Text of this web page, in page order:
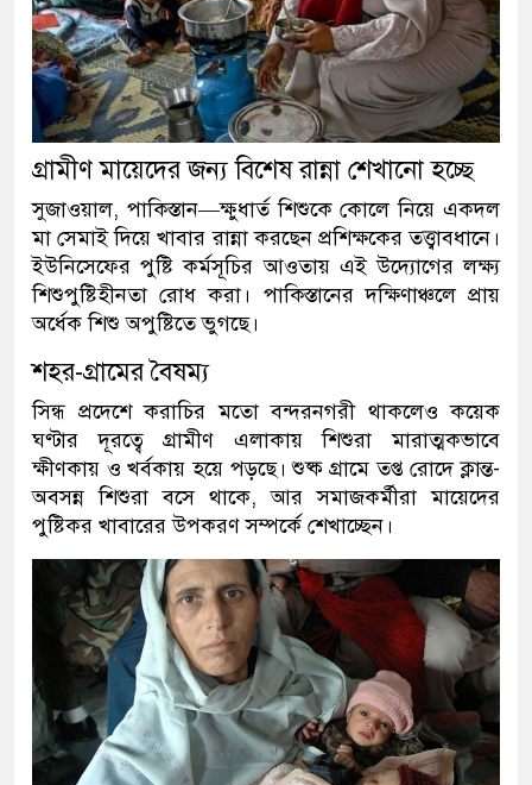
গ্রামীণ মায়েদের জন্য বিশেষ রান্না শেখানো হচ্ছে
সুজাওয়াল, পাকিস্তান—ক্ষুধার্ত শিশুকে কোলে নিয়ে একদল
মা সেমাই দিয়ে খাবার রান্না করছেন প্রশিক্ষকের তত্ত্বাবধানে।
ইউনিসেফের পুষ্টি কর্মসূচির আওতায় এই উদ্যোগের লক্ষ্য
শিশুপুষ্টিহীনতা রোধ করা। পাকিস্তানের দক্ষিণাঞ্চলে প্রায়
অর্ধেক শিশু অপুষ্টিতে ভুগছে।
শহর-গ্রামের বৈষম্য
সিন্ধ প্রদেশে করাচির মতো বন্দরনগরী থাকলেও কয়েক
ঘণ্টার দূরত্বে গ্রামীণ এলাকায় শিশুরা মারাত্মকভাবে
ক্ষীণকায় ও খর্বকায় হয়ে পড়ছে। শুষ্ক গ্রামে তপ্ত রোদে ক্লান্ত-
অবসন্ন শিশুরা বসে থাকে, আর সমাজকর্মীরা মায়েদের
পুষ্টিকর খাবারের উপকরণ সম্পর্কে শেখাচ্ছেন।